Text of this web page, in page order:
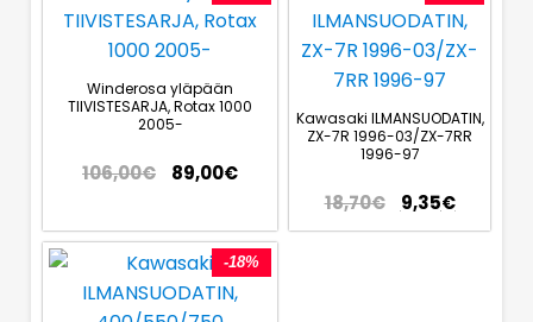
Winderosa yläpään
TIIVISTESARJA, Rotax 1000
2005-
106,00€ 89,00€
Kawasaki ILMANSUODATIN,
ZX-7R 1996-03/ZX-7RR
1996-97
18,70€ 9,35€
-18%